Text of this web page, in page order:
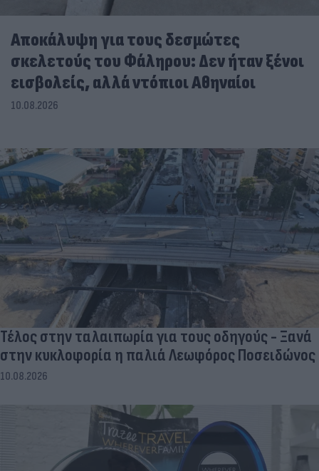
Αποκάλυψη για τους δεσμώτες
σκελετούς του Φάληρου: Δεν ήταν ξένοι
εισβολείς, αλλά ντόπιοι Αθηναίοι
10.08.2026
Τέλος στην ταλαιπωρία για τους οδηγούς - Ξανά
στην κυκλοφορία η παλιά Λεωφόρος Ποσειδώνος
10.08.2026